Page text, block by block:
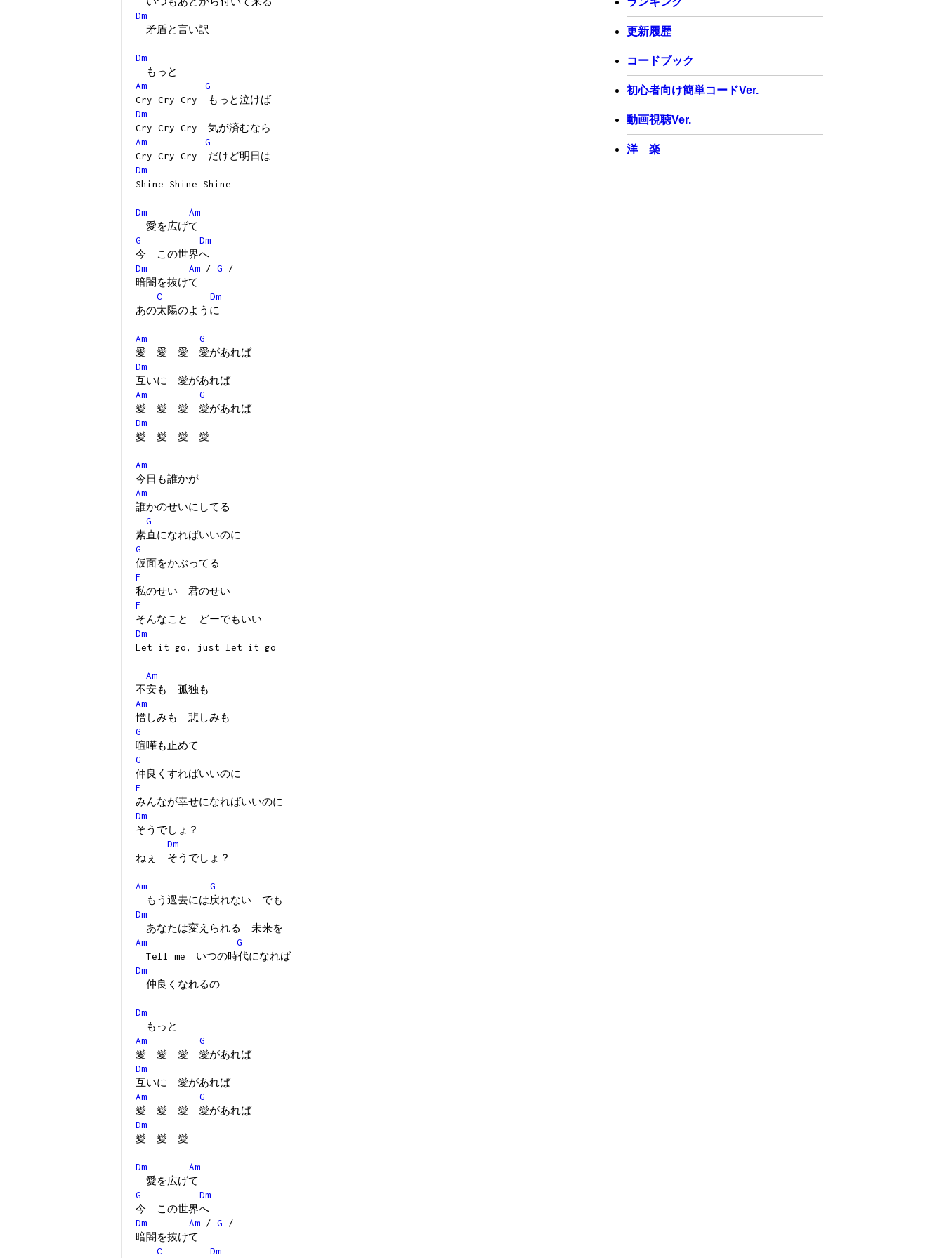
Dm
矛盾と言い訳
Dm
もっと
Am
G
Cry Cry Cry もっと泣けば
Dm
Cry Cry Cry 気が済むなら
Am
G
Cry Cry Cry だけど明日は
Dm
Shine Shine Shine
Dm
Am
愛を広げて
G
Dm
今 この世界へ
Dm
Am / G /
暗闇を抜けて
C
Dm
あの太陽のように
Am
G
愛 愛 愛 愛があれば
Dm
互いに 愛があれば
Am
G
愛 愛 愛 愛があれば
Dm
愛 愛 愛 愛
Am
今日も誰かが
Am
誰かのせいにしてる
G
素直になればいいのに
G
仮面をかぶってる
F
私のせい 君のせい
F
そんなこと どーでもいい
Dm
Let it go, just let it go
Am
不安も 孤独も
Am
憎しみも 悲しみも
G
喧嘩も止めて
G
仲良くすればいいのに
F
みんなが幸せになればいいのに
Dm
そうでしょ？
Dm
ねぇ そうでしょ？
Am
G
もう過去には戻れない でも
Dm
あなたは変えられる 未来を
Am
G
Tell me いつの時代になれば
Dm
仲良くなれるの
Dm
もっと
Am
G
愛 愛 愛 愛があれば
Dm
互いに 愛があれば
Am
G
愛 愛 愛 愛があれば
Dm
愛 愛 愛
Dm
Am
愛を広げて
G
Dm
今 この世界へ
Dm
Am / G /
暗闇を抜けて
C
Dm
更新履歴
コードブック
初心者向け簡単コードVer.
動画視聴Ver.
洋 楽